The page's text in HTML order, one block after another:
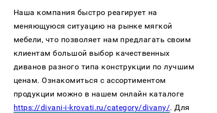
Наша компания быстро реагирует на
меняющуюся ситуацию на рынке мягкой
мебели, что позволяет нам предлагать своим
клиентам большой выбор качественных
диванов разного типа конструкции по лучшим
ценам. Ознакомиться с ассортиментом
продукции можно в нашем онлайн каталоге
https://divani-i-krovati.ru/category/divany/. Для